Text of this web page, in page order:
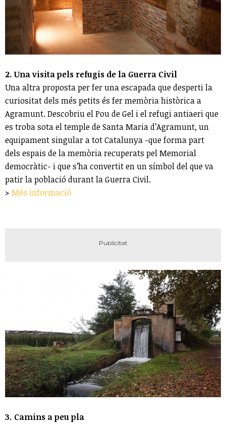
2. Una visita pels refugis de la Guerra Civil
Una altra proposta per fer una escapada que desperti la
curiositat dels més petits és fer memòria històrica a
Agramunt. Descobriu el Pou de Gel i el refugi antiaeri que
es troba sota el temple de Santa Maria d’Agramunt, un
equipament singular a tot Catalunya -que forma part
dels espais de la memòria recuperats pel Memorial
democràtic- i que s’ha convertit en un símbol del que va
patir la població durant la Guerra Civil.
> Més informació
3. Camins a peu pla